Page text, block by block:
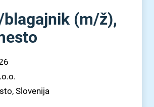
⁠blagajnik (m⁠/⁠ž),
Slovenija